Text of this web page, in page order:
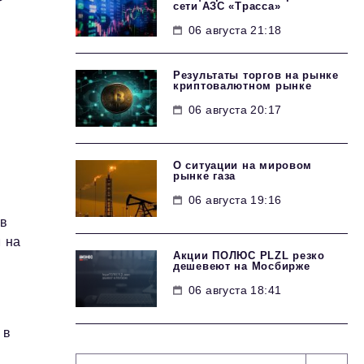
на
в
сети АЗС «Трасса»
06 августа 21:18
Результаты торгов на рынке
криптовалютном рынке
06 августа 20:17
О ситуации на мировом
рынке газа
06 августа 19:16
Акции ПОЛЮС PLZL резко
дешевеют на Мосбирже
06 августа 18:41